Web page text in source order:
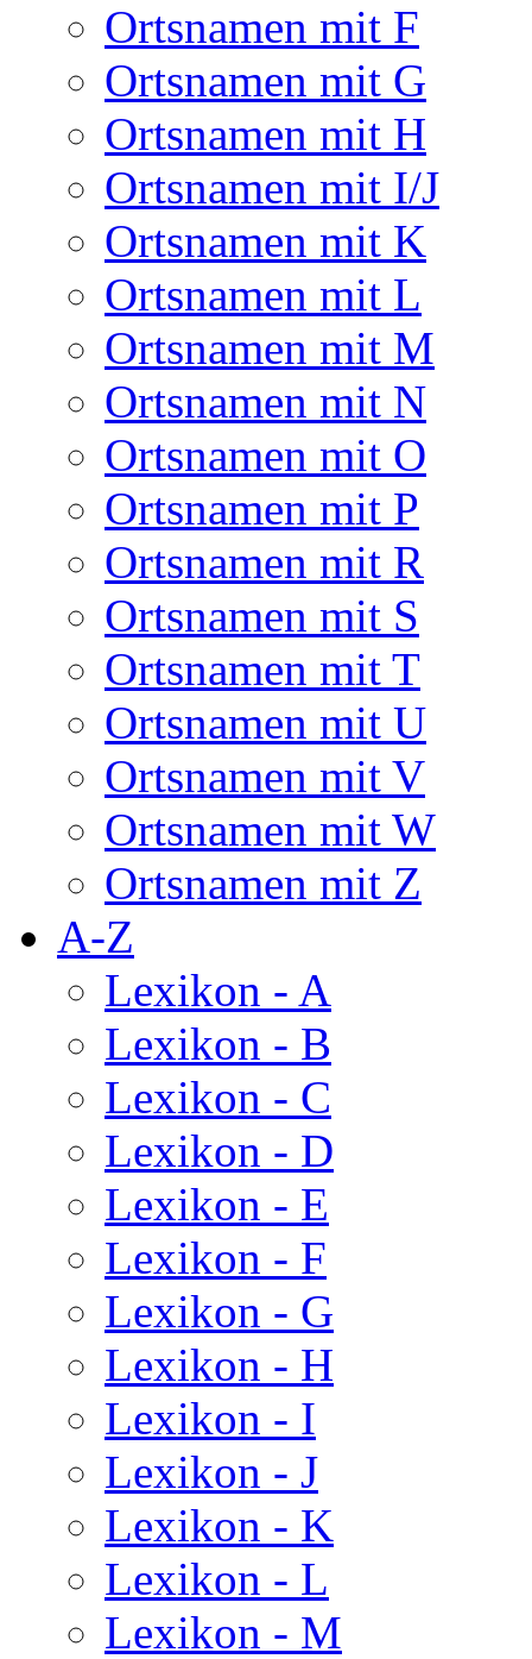
Ortsnamen mit F
Ortsnamen mit G
Ortsnamen mit H
Ortsnamen mit I/J
Ortsnamen mit K
Ortsnamen mit L
Ortsnamen mit M
Ortsnamen mit N
Ortsnamen mit O
Ortsnamen mit P
Ortsnamen mit R
Ortsnamen mit S
Ortsnamen mit T
Ortsnamen mit U
Ortsnamen mit V
Ortsnamen mit W
Ortsnamen mit Z
A-Z
Lexikon - A
Lexikon - B
Lexikon - C
Lexikon - D
Lexikon - E
Lexikon - F
Lexikon - G
Lexikon - H
Lexikon - I
Lexikon - J
Lexikon - K
Lexikon - L
Lexikon - M